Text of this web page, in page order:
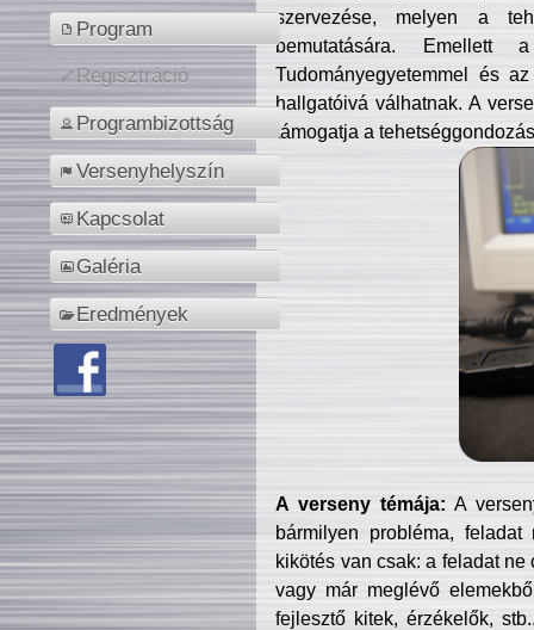
Program
Regisztráció
Programbizottság
Versenyhelyszín
Kapcsolat
Galéria
Eredmények
szervezése, melyen a
bemutatására. Emellett
Tudományegyetemmel és
hallgatóivá válhatnak. A
támogatja a
A verseny témája: A
bármilyen probléma, feladat
kikötés van csak: a feladat
vagy már meglévő
fejlesztő kitek, érzékelők,